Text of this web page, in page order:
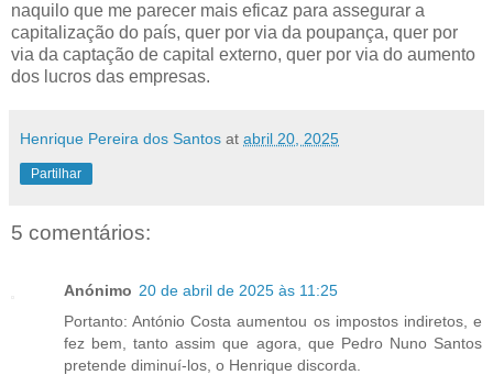
naquilo que me parecer mais eficaz para assegurar a
capitalização do país, quer por via da poupança, quer por
via da captação de capital externo, quer por via do aumento
dos lucros das empresas.
Henrique Pereira dos Santos at abril 20, 2025
Partilhar
5 comentários:
Anónimo 20 de abril de 2025 às 11:25
Portanto: António Costa aumentou os impostos indiretos, e
fez bem, tanto assim que agora, que Pedro Nuno Santos
pretende diminuí-los, o Henrique discorda.